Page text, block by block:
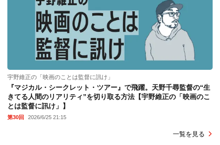
宇野維正の「映画のことは監督に訊け」
『マジカル・シークレット・ツアー』で飛躍。天野千尋監督の“生
きてる人間のリアリティ”を切り取る方法【宇野維正の「映画のこ
とは監督に訊け」】
第30回 2026/6/25 21:15
一覧を見る